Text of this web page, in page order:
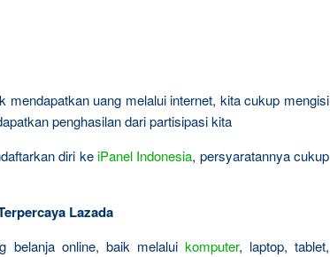
mendapatkan uang melalui internet, kita cukup mengisi
penghasilan dari partisipasi kita
diri keiPanel Indonesia, persyaratannya cukup
Lazada
belanja online, baik melalui komputer, laptop, tablet,